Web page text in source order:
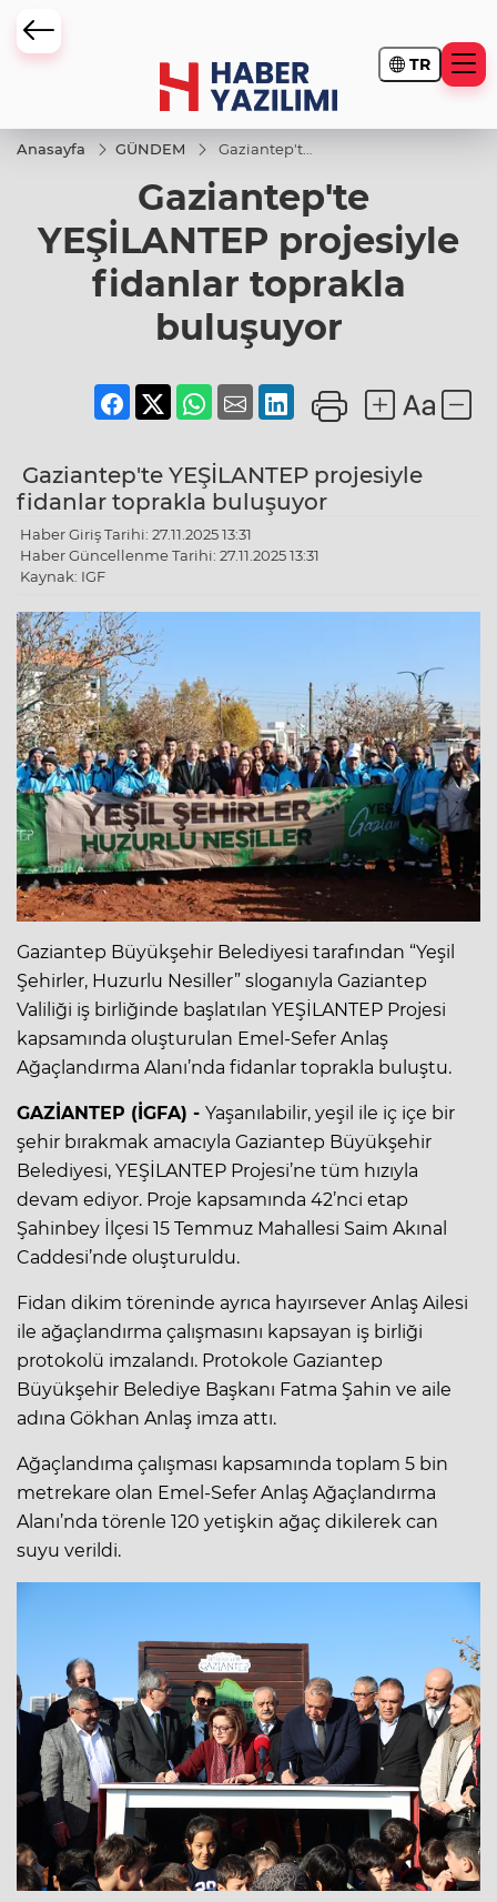
TR
Anasayfa GÜNDEM
Gaziantep'te
projesiyle
fidanlar
buluşuyor
Gaziantep'te
YEŞİLANTEP projesiyle
fidanlar toprakla
buluşuyor
Gaziantep'te YEŞİLANTEP projesiyle
fidanlar toprakla buluşuyor
Haber Giriş Tarihi: 27.11.2025 13:31
Haber Güncellenme Tarihi: 27.11.2025 13:31
Kaynak: IGF
Gaziantep Büyükşehir Belediyesi tarafından “Yeşil
Şehirler, Huzurlu Nesiller” sloganıyla Gaziantep
Valiliği iş birliğinde başlatılan YEŞİLANTEP Projesi
kapsamında oluşturulan Emel-Sefer Anlaş
Ağaçlandırma Alanı’nda fidanlar toprakla buluştu.
GAZİANTEP (İGFA) - Yaşanılabilir, yeşil ile iç içe bir
şehir bırakmak amacıyla Gaziantep Büyükşehir
Belediyesi, YEŞİLANTEP Projesi’ne tüm hızıyla
devam ediyor. Proje kapsamında 42’nci etap
Şahinbey İlçesi 15 Temmuz Mahallesi Saim Akınal
Caddesi’nde oluşturuldu.
Fidan dikim töreninde ayrıca hayırsever Anlaş Ailesi
ile ağaçlandırma çalışmasını kapsayan iş birliği
protokolü imzalandı. Protokole Gaziantep
Büyükşehir Belediye Başkanı Fatma Şahin ve aile
adına Gökhan Anlaş imza attı.
Ağaçlandıma çalışması kapsamında toplam 5 bin
metrekare olan Emel-Sefer Anlaş Ağaçlandırma
Alanı’nda törenle 120 yetişkin ağaç dikilerek can
suyu verildi.